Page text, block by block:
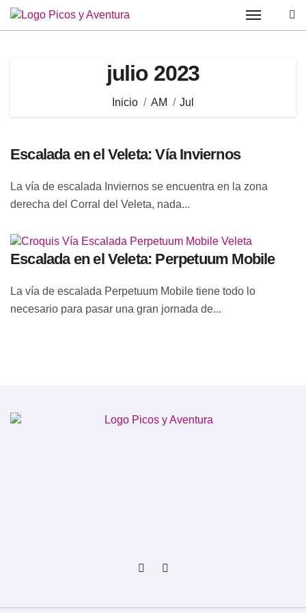
Saltar
julio 2023
Inicio AM Jul
Escalada en el Veleta: Vía Inviernos
La vía de escalada Inviernos se encuentra en la zona
derecha del Corral del Veleta, nada...
Escalada en el Veleta: Perpetuum Mobile
La vía de escalada Perpetuum Mobile tiene todo lo
necesario para pasar una gran jornada de...